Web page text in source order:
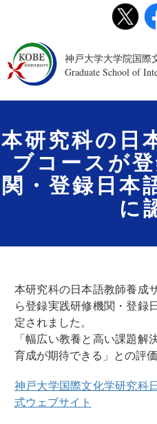
神戸大学大学院国際
Graduate School of
本研究科の日
ブコースが
関・登録日本
に
本研究科の日本語教師養成
ら登録実践研修機関・登録
定されました。
「幅広い教養と高い課題
育成が期待できる」との評
神戸大学国際文化学研究科
式ウェブサイト